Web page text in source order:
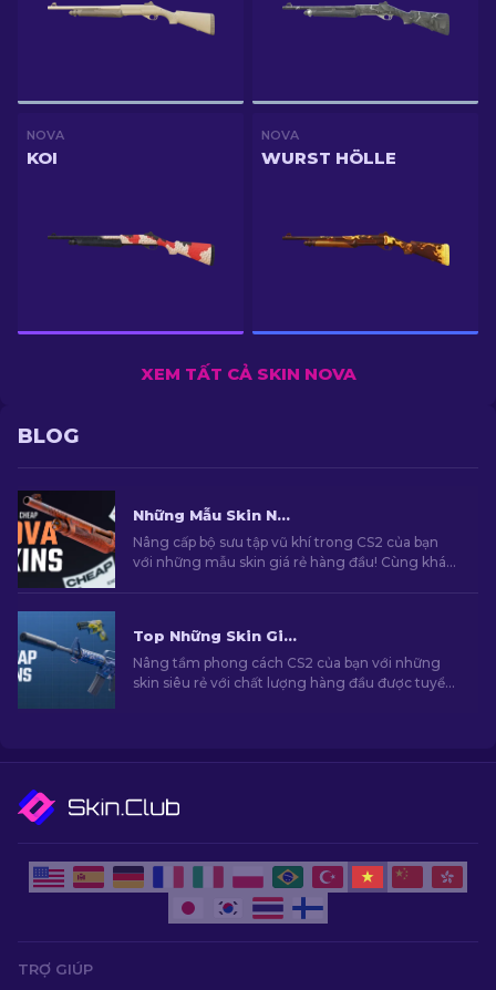
NOVA
KOI
NOVA
WURST HÖLLE
XEM TẤT CẢ SKIN NOVA
BLOG
Những Mẫu Skin Nova Tốt nhất Với Mức Giá Rẻ Trong CS2 [2026]
Nâng cấp bộ sưu tập vũ khí trong CS2 của bạn
với những mẫu skin giá rẻ hàng đầu! Cùng khám
Top Những Skin Giá Rẻ Hàng Đầu Trong CS2 [2026]
Nâng tầm phong cách CS2 của bạn với những
skin siêu rẻ với chất lượng hàng đầu được tuyển
TRỢ GIÚP